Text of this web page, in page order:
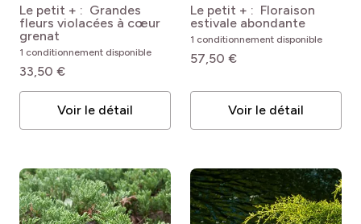
syriacus Russian Violet
(II)® (MYNSYRU3)
Le petit + : Grandes
fleurs violacées à cœur
grenat
1 conditionnement disponible
33,50 €
Voir le détail
syriacus ‘Minultra’
Ultramarine®
Le petit + : Floraison
estivale abondante
1 conditionnement disponible
57,50 €
Voir le détail